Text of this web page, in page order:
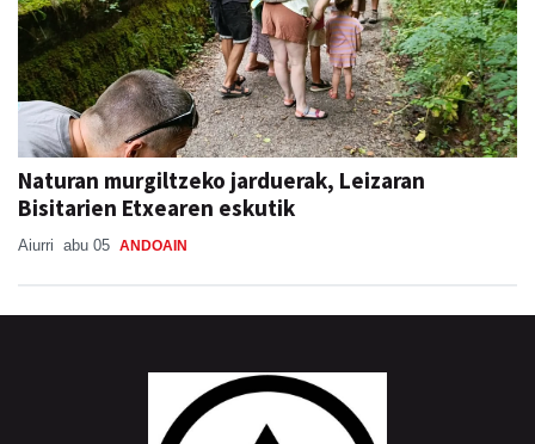
Naturan murgiltzeko jarduerak, Leizaran
Bisitarien Etxearen eskutik
Aiurri abu 05 ANDOAIN